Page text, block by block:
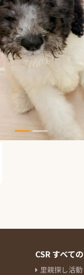
CSR すべて
里親探し活動